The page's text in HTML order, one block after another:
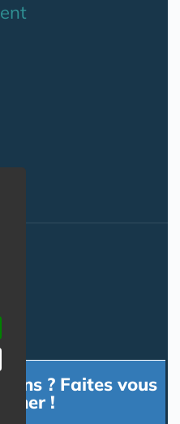
? Faites vous
!